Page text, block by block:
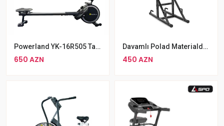
Powerland YK-16R505 Tam Bədən Kardiyo Avadanlığı 120kq
650 AZN
Davamlı Polad Materialdan Hazırlanmış Turnik
450 AZN